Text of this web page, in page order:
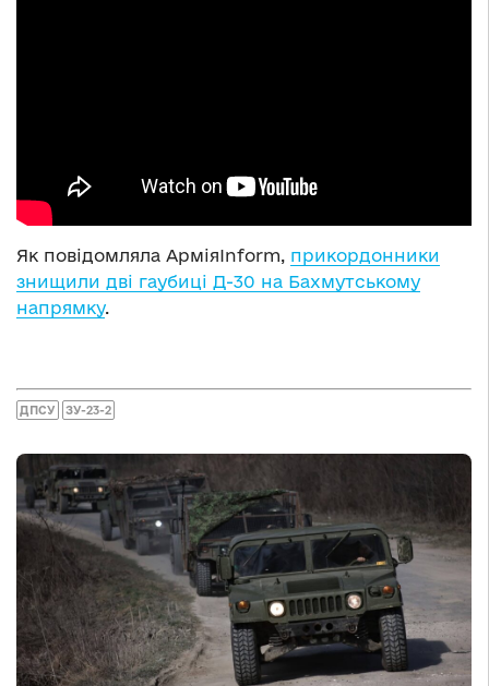
Як повідомляла АрміяInform, прикордонники
знищили дві гаубиці Д-30 на Бахмутському
напрямку.
ДПСУ ЗУ-23-2